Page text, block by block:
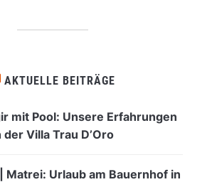
AKTUELLE BEITRÄGE
mit Pool: Unsere Erfahrungen
der Villa Trau D’Oro
Matrei: Urlaub am Bauernhof in